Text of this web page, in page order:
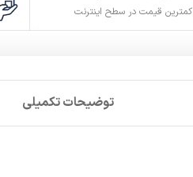
کمترین قیمت در سطح اینترنت
توضیحات تکمیلی